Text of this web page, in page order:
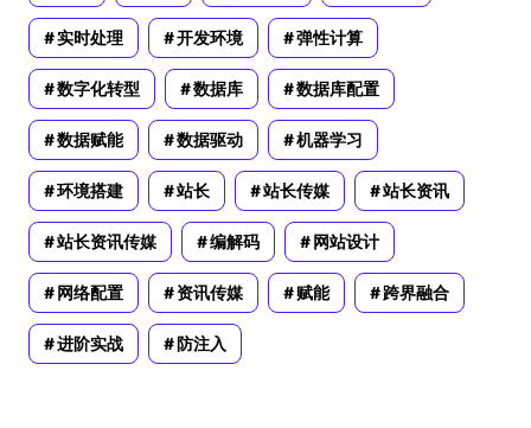
实时处理 开发环境 弹性计算
数字化转型 数据库 数据库配置
数据赋能 数据驱动 机器学习
环境搭建 站长 站长传媒 站长资讯
站长资讯传媒 编解码 网站设计
网络配置 资讯传媒 赋能 跨界融合
进阶实战 防注入